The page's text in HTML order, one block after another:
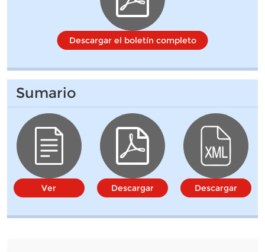
Descargar el boletín completo
Sumario
Ver Descargar Descargar